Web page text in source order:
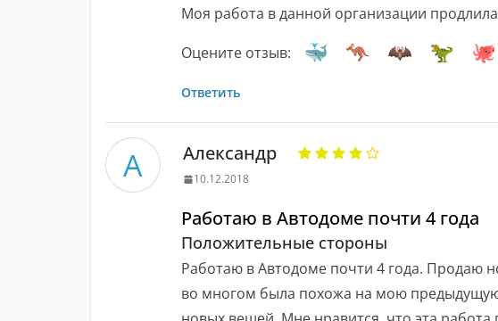
Моя работа в данной организации
Оцените отзыв:
Ответить
А Александр
10.12.2018
Работаю в Автодоме почти 4 года
Положительные стороны
Работаю в Автодоме почти 4 года. Продаю
во многом была похожа на мою предыдущую